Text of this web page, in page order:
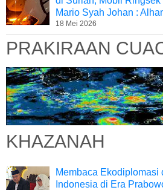
Mario Syah Johan :
18 Mei 2026
PRAKIRAAN
KHAZANAH
Membaca
Indonesia di Era